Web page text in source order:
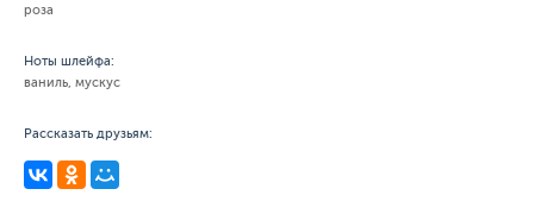
роза
Ноты шлейфа:
ваниль, мускус
Рассказать друзьям: